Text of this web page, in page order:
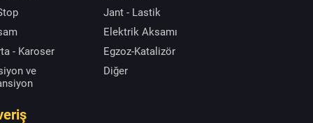
Jant - Lastik
Elektrik Aksamı
- Karoser
Egzoz-Katalizör
ve
Diğer